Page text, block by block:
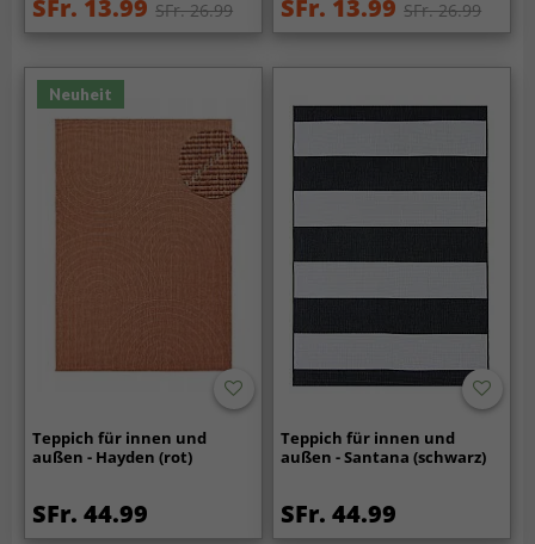
SFr. 13.99 SFr. 26.99 SFr. 13.99 SFr. 26.99
Neuheit
Teppich für innen und
außen - Hayden (rot)
SFr. 44.99
Teppich für innen und
außen - Santana (schwarz)
SFr. 44.99